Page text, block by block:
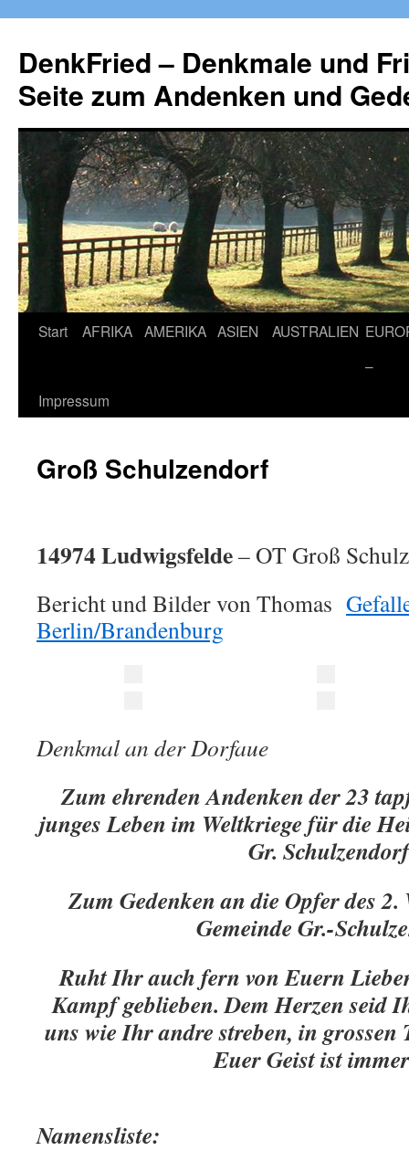
springen
DenkFried – Denkmale und
Seite zum Andenken und
Start AFRIKA AMERIKA ASIEN AUSTRALIEN
–
Impressum
Groß Schulzendorf
14974 Ludwigsfelde– OT Groß
Bericht und Bilder von Thomas
Berlin/Brandenburg
Denkmal an der Dorfaue
Zum ehrenden Andenken der 23
junges Leben im Weltkriege für die
Gr. Schulzendorf
Zum Gedenken an die Opfer des 2.
Gemeinde Gr.-
Ruht Ihr auch fern von Euern
Kampf geblieben. Dem Herzen seid
uns wie Ihr andre streben, in grossen
Euer Geist ist
Namensliste: